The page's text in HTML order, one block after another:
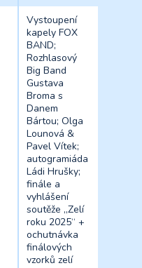
Vystoupení
kapely FOX
BAND;
Rozhlasový
Big Band
Gustava
Broma s
Danem
Bártou; Olga
Lounová &
Pavel Vítek;
autogramiáda
Ládi Hrušky;
finále a
vyhlášení
soutěže „Zelí
roku 2025“ +
ochutnávka
finálových
vzorků zelí